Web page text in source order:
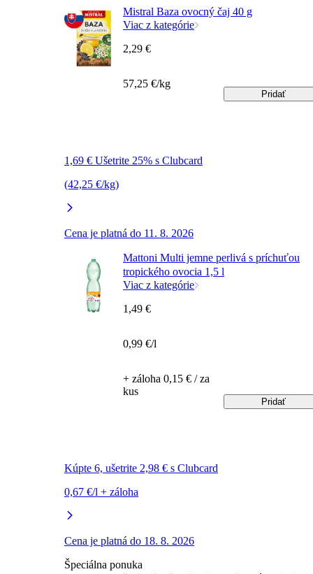
Mistral Baza ovocný čaj 40 g
Viac z kategórie
1,69 € Ušetrite 25% s Clubcard
(42,25 €/kg)
Cena je platná do 11. 8. 2026
2,29 €
57,25 €/kg
Pridať
Mattoni Multi jemne perlivá s príchuťou
tropického ovocia 1,5 l
Viac z kategórie
Kúpte 6, ušetrite 2,98 € s Clubcard
0,67 €/l + záloha
Cena je platná do 18. 8. 2026
1,49 €
0,99 €/l
+ záloha 0,15 € / za
kus
Pridať
Špeciálna ponuka